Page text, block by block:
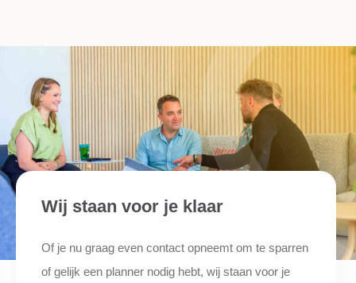
Wij staan voor je klaar
Of je nu graag even contact opneemt om te sparren
of gelijk een planner nodig hebt, wij staan voor je